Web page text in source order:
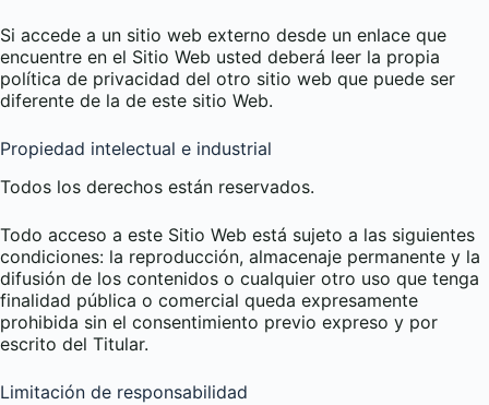
Si accede a un sitio web externo desde un enlace que
encuentre en el Sitio Web usted deberá leer la propia
política de privacidad del otro sitio web que puede ser
diferente de la de este sitio Web.
Propiedad intelectual e industrial
Todos los derechos están reservados.
Todo acceso a este Sitio Web está sujeto a las siguientes
condiciones: la reproducción, almacenaje permanente y la
difusión de los contenidos o cualquier otro uso que tenga
finalidad pública o comercial queda expresamente
prohibida sin el consentimiento previo expreso y por
escrito del Titular.
Limitación de responsabilidad